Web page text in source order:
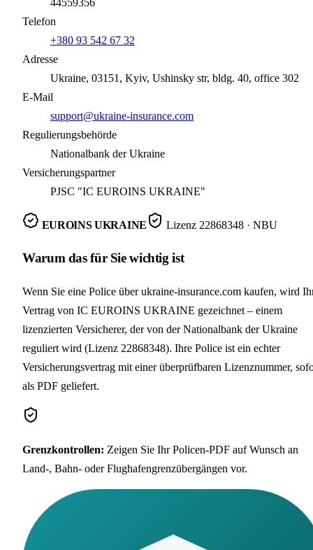
Telefon
+380 93 542 67 32
Adresse
Ukraine, 03151, Kyiv, Ushinsky str, bldg. 40, office 302
E-Mail
support@ukraine-insurance.com
Regulierungsbehörde
Nationalbank der Ukraine
Versicherungspartner
PJSC "IC EUROINS UKRAINE"
EUROINS UKRAINE Lizenz 22868348· NBU
Warum das für Sie wichtig ist
Wenn Sie eine Police über ukraine-insurance.com kaufen, wird
Vertrag von IC EUROINS UKRAINE gezeichnet – einem
lizenzierten Versicherer, der von der Nationalbank der Ukraine
reguliert wird (Lizenz 22868348). Ihre Police ist ein echter
Versicherungsvertrag mit einer überprüfbaren Lizenznummer,
als PDF geliefert.
Grenzkontrollen: Zeigen Sie Ihr Policen-PDF auf Wunsch an
Land-, Bahn- oder Flughafengrenzübergängen vor.